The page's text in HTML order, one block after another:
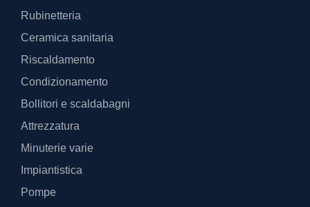
Rubinetteria
Ceramica sanitaria
Riscaldamento
Condizionamento
Bollitori e scaldabagni
Attrezzatura
Minuterie varie
Impiantistica
Pompe